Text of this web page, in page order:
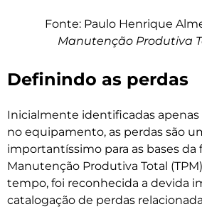
Fonte: Paulo Henrique
Manutenção Produtiva
Definindo as perdas
Inicialmente identificadas apenas
no equipamento, as perdas são
importantíssimo para as bases da
Manutenção Produtiva Total
tempo, foi reconhecida a devida
catalogação de perdas